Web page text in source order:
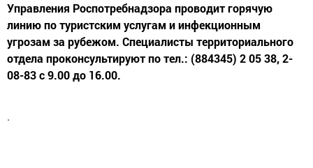
Управления Роспотребнадзора проводит горячую
линию по туристским услугам и инфекционным
угрозам за рубежом. Специалисты территориального
отдела проконсультируют по тел.: (884345) 2 05 38, 2-
08-83 с 9.00 до 16.00.
.